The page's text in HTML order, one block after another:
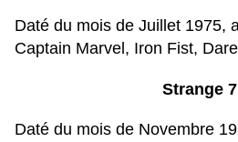
Daté du mois de Juillet 1975,
Captain Marvel, Iron Fist,
Strange
Daté du mois de Novembre